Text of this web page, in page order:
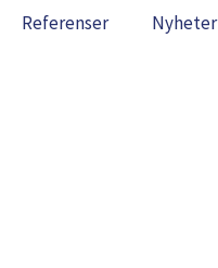
Referenser Nyheter